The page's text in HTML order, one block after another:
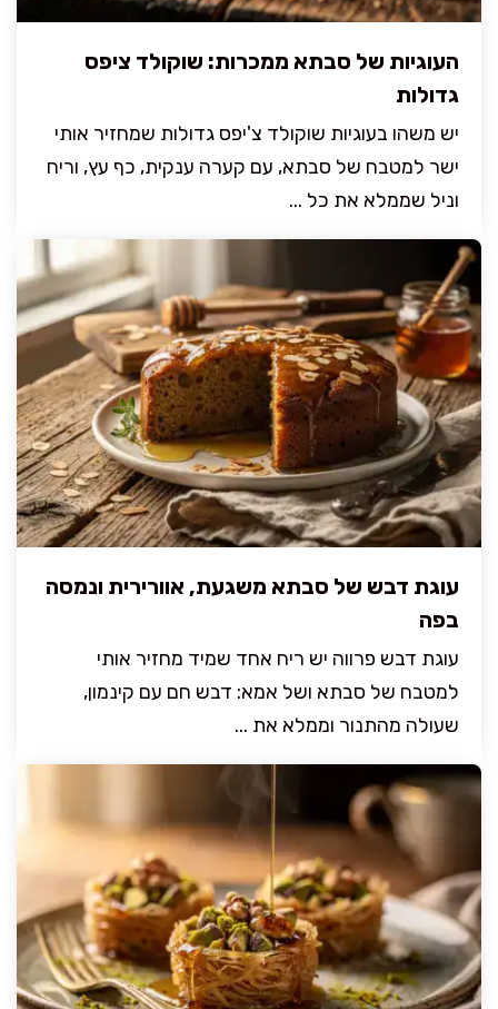
העוגיות של סבתא ממכרות: שוקולד ציפס
גדולות
יש משהו בעוגיות שוקולד צ'יפס גדולות שמחזיר אותי
ישר למטבח של סבתא, עם קערה ענקית, כף עץ, וריח
וניל שממלא את כל ...
עוגת דבש של סבתא משגעת, אוורירית ונמסה
בפה
עוגת דבש פרווה יש ריח אחד שמיד מחזיר אותי
למטבח של סבתא ושל אמא: דבש חם עם קינמון,
שעולה מהתנור וממלא את ...